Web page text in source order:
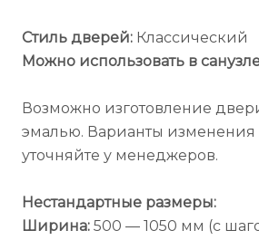
Стиль дверей: Классический
Можно использовать в
Возможно изготовление
эмалью. Варианты изменения
уточняйте у менеджеров.
Нестандартные размеры:
Ширина: 500 — 1050 мм (с